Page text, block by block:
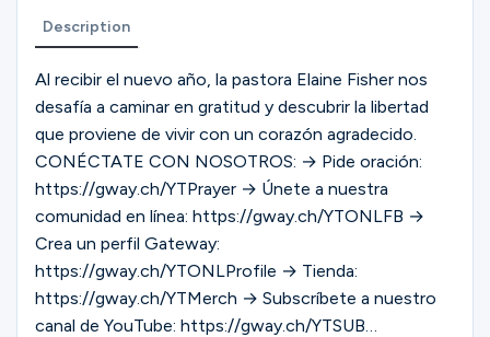
Give
Search
English
Description
Al recibir el nuevo año, la pastora Elaine Fisher nos
desafía a caminar en gratitud y descubrir la libertad
que proviene de vivir con un corazón agradecido.
CONÉCTATE CON NOSOTROS: → Pide oración:
https://gway.ch/YTPrayer → Únete a nuestra
comunidad en línea: https://gway.ch/YTONLFB →
Crea un perfil Gateway:
https://gway.ch/YTONLProfile → Tienda:
https://gway.ch/YTMerch → Subscríbete a nuestro
canal de YouTube: https://gway.ch/YTSUB